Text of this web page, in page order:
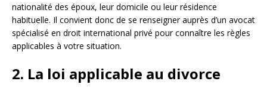
nationalité des époux, leur domicile ou leur résidence
habituelle. Il convient donc de se renseigner auprès d’un avocat
spécialisé en droit international privé pour connaître les règles
applicables à votre situation.
2. La loi applicable au divorce